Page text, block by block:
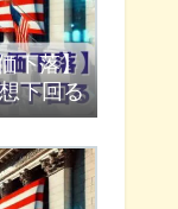
下落】
下回る